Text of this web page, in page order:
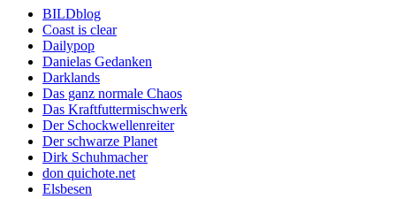
BILDblog
Coast is clear
Dailypop
Danielas Gedanken
Darklands
Das ganz normale Chaos
Das Kraftfuttermischwerk
Der Schockwellenreiter
Der schwarze Planet
Dirk Schuhmacher
don quichote.net
Elsbesen